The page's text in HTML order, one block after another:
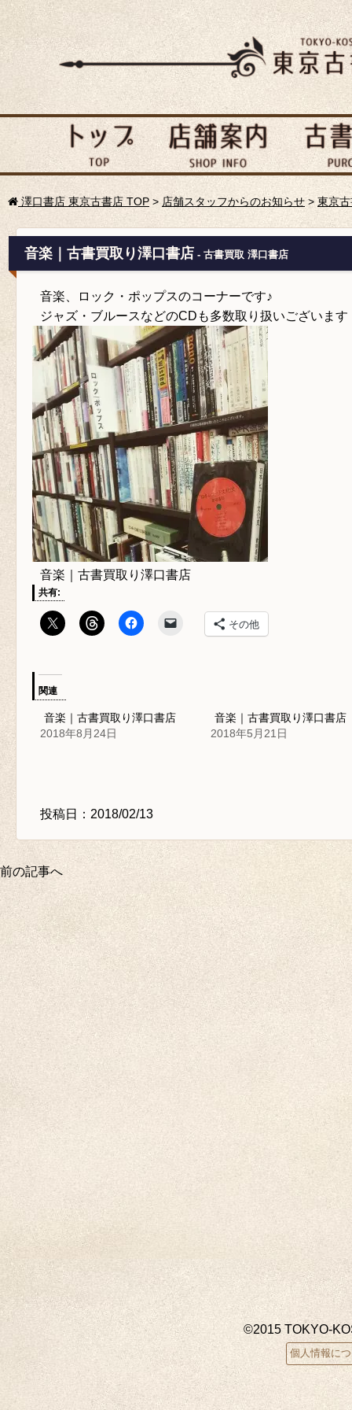
澤口書店 東京古書店 TOP > 店舗スタッフからのお知らせ> 東京
音楽｜古書買取り澤口書店 - 古書買取 澤口書店
音楽、ロック・ポップスのコーナーです♪
ジャズ・ブルースなどのCDも多数取り扱いございます
音楽｜古書買取り澤口書店
共有:
その他
関連
音楽｜古書買取り澤口書店
2018年8月24日
音楽｜古書買取り澤口書店
2018年5月21日
投稿日：2018/02/13
前の記事へ
©2015 TOKYO-
個人情報に